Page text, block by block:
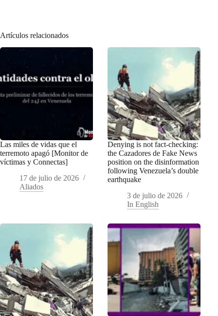
Artículos relacionados
Las miles de vidas que el
terremoto apagó [Monitor de
víctimas y Connectas]
17 de julio de 2026
Aliados
Denying is not fact-checking:
the Cazadores de Fake News
position on the disinformation
following Venezuela’s double
earthquake
3 de julio de 2026
In English